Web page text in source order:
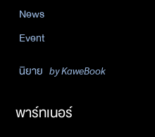
News
Event
นิยาย by KaweBook
พาร์ทเนอร์